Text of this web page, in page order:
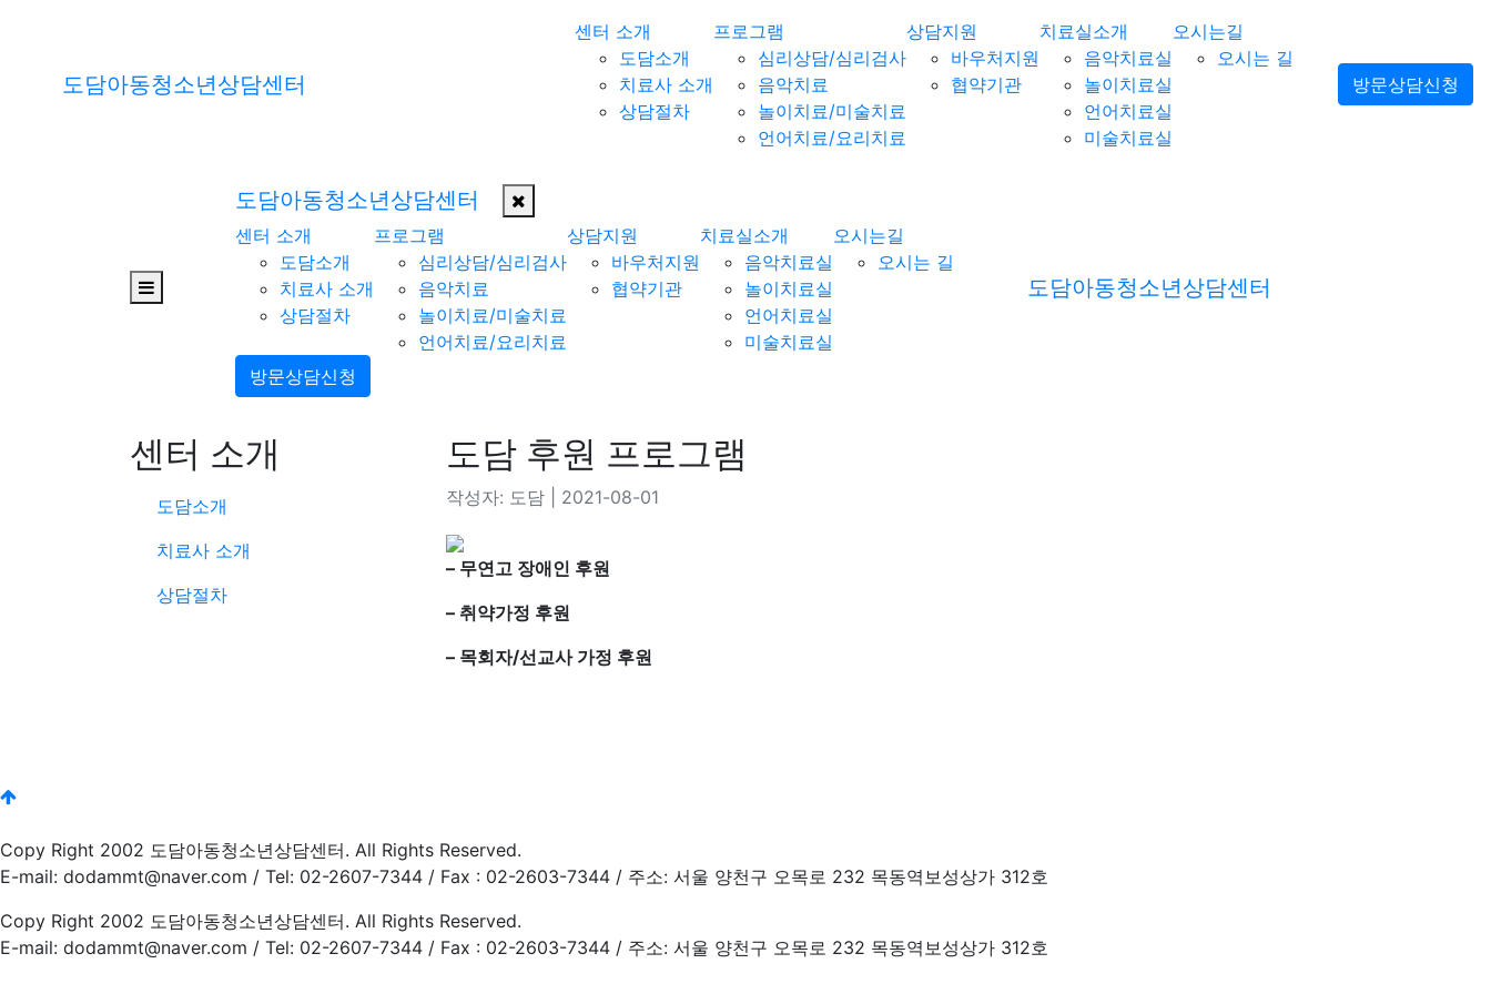
도담아동청소년상담센터
센터 소개
도담소개
치료사 소개
상담절차
프로그램
심리상담/심리검사
음악치료
놀이치료/미술치료
언어치료/요리치료
상담지원
바우처지원
협약기관
치료실소개
음악치료실
놀이치료실
언어치료실
미술치료실
오시는길
오시는 길
방문상담신청
도담아동청소년상담센터
센터 소개
도담소개
치료사 소개
상담절차
프로그램
심리상담/심리검사
음악치료
놀이치료/미술치료
언어치료/요리치료
상담지원
바우처지원
협약기관
치료실소개
음악치료실
놀이치료실
언어치료실
미술치료실
오시는길
오시는 길
방문상담신청
도담아동청소년상담센터
센터 소개
도담소개
치료사 소개
상담절차
도담 후원 프로그램
작성자: 도담 | 2021-08-01
– 무연고 장애인 후원
– 취약가정 후원
– 목회자/선교사 가정 후원
Copy Right 2002 도담아동청소년상담센터. All Rights Reserved.
E-mail: dodammt@naver.com / Tel: 02-2607-7344 / Fax : 02-2603-7344 / 주소: 서울 양천구 오목로 232 목동역보성상가 312호
Copy Right 2002 도담아동청소년상담센터. All Rights Reserved.
E-mail: dodammt@naver.com / Tel: 02-2607-7344 / Fax : 02-2603-7344 / 주소: 서울 양천구 오목로 232 목동역보성상가 312호